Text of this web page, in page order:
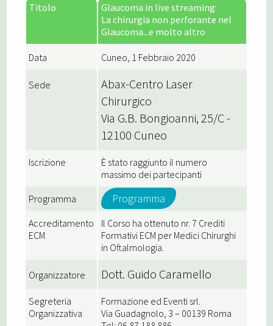
Titolo
Glaucoma in live streaming:
La chirurgia non perforante nel
Glaucoma...e molto altro
Data Cuneo, 1 Febbraio 2020
Sede
Abax-Centro Laser
Chirurgico
Via G.B. Bongioanni, 25/C -
12100 Cuneo
Iscrizione
È stato raggiunto il numero
massimo dei partecipanti
Programma
Programma
Accreditamento
ECM
Il Corso ha ottenuto nr. 7 Crediti
Formativi ECM per Medici Chirurghi
in Oftalmologia.
Organizzatore Dott. Guido Caramello
Segreteria
Organizzativa
Formazione ed Eventi srl.
Via Guadagnolo, 3 – 00139 Roma